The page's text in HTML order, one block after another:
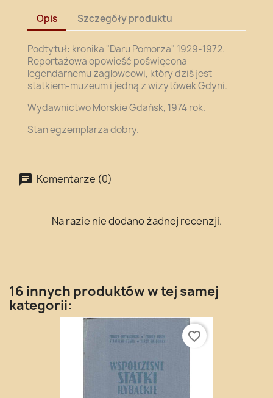
Opis Szczegóły produktu
Podtytuł: kronika "Daru Pomorza" 1929-1972.
Reportażowa opowieść poświęcona
legendarnemu żaglowcowi, który dziś jest
statkiem-muzeum i jedną z wizytówek Gdyni.
Wydawnictwo Morskie Gdańsk, 1974 rok.
Stan egzemplarza dobry.
Komentarze (0)
Na razie nie dodano żadnej recenzji.
16 innych produktów w tej samej
kategorii:
favorite_border